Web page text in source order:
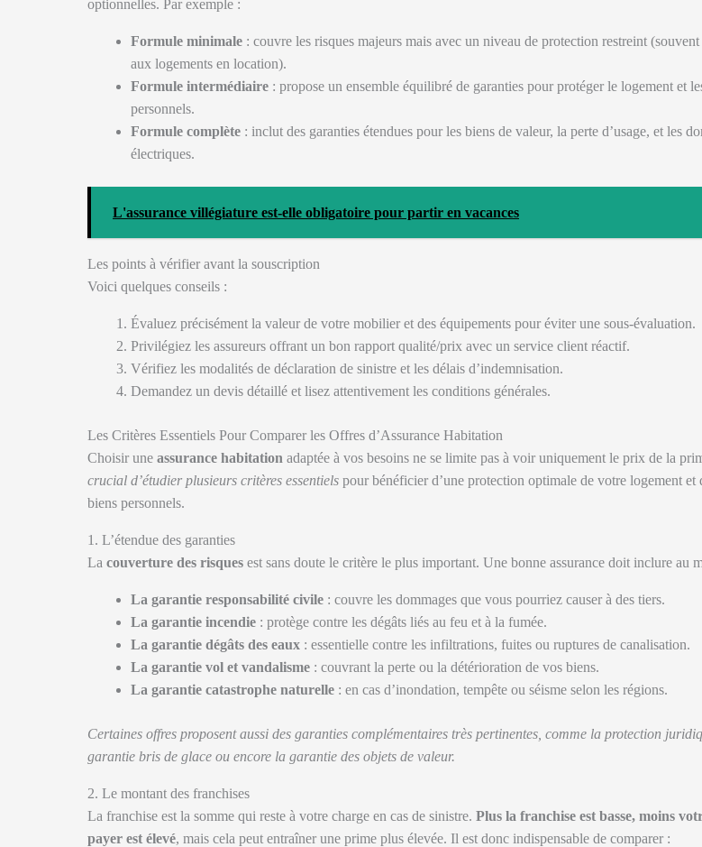
optionnelles. Par exemple :
Formule minimale : couvre les risques majeurs mais avec un niveau de protection restreint (souvent
aux logements en location).
Formule intermédiaire : propose un ensemble équilibré de garanties pour protéger le logement et
personnels.
Formule complète : inclut des garanties étendues pour les biens de valeur, la perte d’usage, et les
électriques.
L'assurance villégiature est-elle obligatoire pour partir en vacances
Les points à vérifier avant la souscription
Voici quelques conseils :
Évaluez précisément la valeur de votre mobilier et des équipements pour éviter une sous-évaluation.
Privilégiez les assureurs offrant un bon rapport qualité/prix avec un service client réactif.
Vérifiez les modalités de déclaration de sinistre et les délais d’indemnisation.
Demandez un devis détaillé et lisez attentivement les conditions générales.
Les Critères Essentiels Pour Comparer les Offres d’Assurance Habitation
Choisir une assurance habitation adaptée à vos besoins ne se limite pas à voir uniquement le prix de la
crucial d’étudier plusieurs critères essentiels pour bénéficier d’une protection optimale de votre logement et
biens personnels.
1. L’étendue des garanties
La couverture des risques est sans doute le critère le plus important. Une bonne assurance doit inclure au
La garantie responsabilité civile : couvre les dommages que vous pourriez causer à des tiers.
La garantie incendie : protège contre les dégâts liés au feu et à la fumée.
La garantie dégâts des eaux : essentielle contre les infiltrations, fuites ou ruptures de canalisation.
La garantie vol et vandalisme : couvrant la perte ou la détérioration de vos biens.
La garantie catastrophe naturelle : en cas d’inondation, tempête ou séisme selon les régions.
Certaines offres proposent aussi des garanties complémentaires très pertinentes, comme la protection
garantie bris de glace ou encore la garantie des objets de valeur.
2. Le montant des franchises
La franchise est la somme qui reste à votre charge en cas de sinistre. Plus la franchise est basse, moins
payer est élevé, mais cela peut entraîner une prime plus élevée. Il est donc indispensable de comparer :